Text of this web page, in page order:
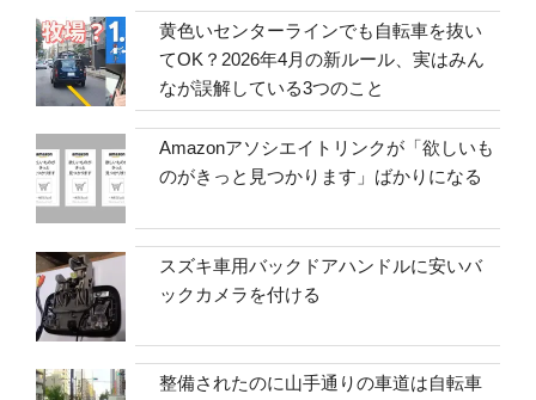
黄色いセンターラインでも自転車を抜い
てOK？2026年4月の新ルール、実はみん
なが誤解している3つのこと
Amazonアソシエイトリンクが「欲しいも
のがきっと見つかります」ばかりになる
スズキ車用バックドアハンドルに安いバ
ックカメラを付ける
整備されたのに山手通りの車道は自転車